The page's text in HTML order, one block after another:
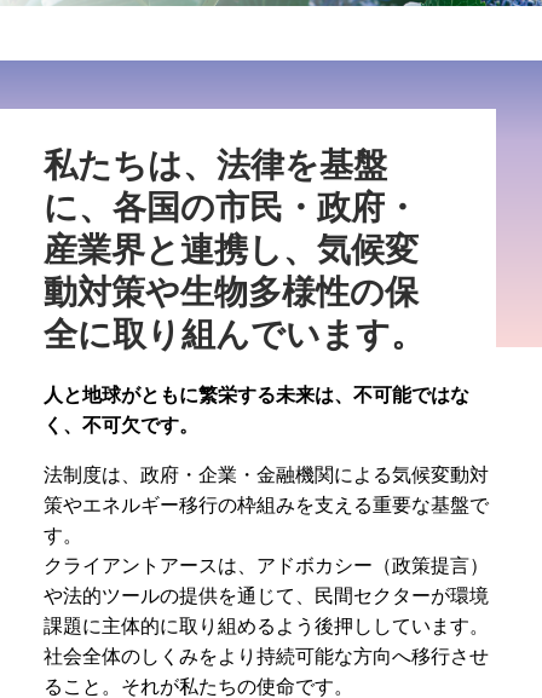
私たちは、法律を基盤
に、各国の市民・政府・
産業界と連携し、気候変
動対策や生物多様性の保
全に取り組んでいます。
人と地球がともに繁栄する未来は、不可能ではな
く、不可欠です。
法制度は、政府・企業・金融機関による気候変動対
策やエネルギー移行の枠組みを支える重要な基盤で
す。
クライアントアースは、アドボカシー（政策提言）
や法的ツールの提供を通じて、民間セクターが環境
課題に主体的に取り組めるよう後押ししています。
社会全体のしくみをより持続可能な方向へ移行させ
ること。それが私たちの使命です。